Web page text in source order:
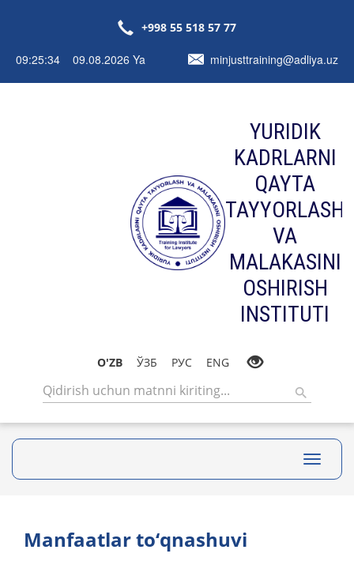
+998 55 518 57 77
09:25:34 09.08.2026 Ya minjusttraining@adliya.uz
YURIDIK
KADRLARNI
QAYTA
TAYYORLASH
VA
MALAKASINI
OSHIRISH
INSTITUTI
O'ZB ЎЗБ РУС ENG
Toggle
Manfaatlar to‘qnashuvi